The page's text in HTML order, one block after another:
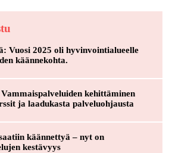
Vuosi 2025 oli hyvinvointialueelle
käännekohta.
kehittäminen
ja laadukasta palveluohjausta
käännettyä – nyt on
kestävyys